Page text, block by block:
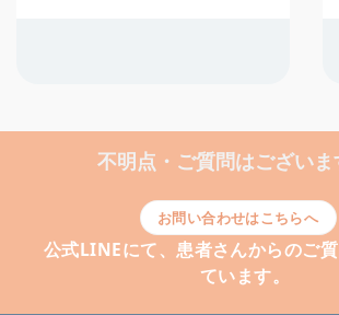
不明点・ご質問はございま
お問い合わせはこちらへ
公式LINEにて、患者さんからのご
ています。